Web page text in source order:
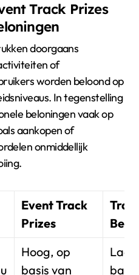
Track Prizes
doorgaans
of
worden beloond op
In tegenstelling
beloningen vaak op
aankopen of
onmiddellijk
Event Track
Prizes
Hoog, op
basis van